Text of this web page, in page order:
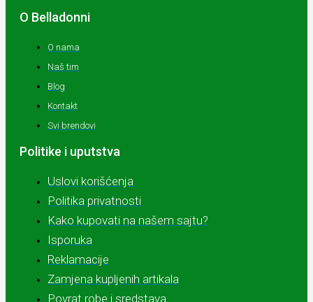
O Belladonni
O nama
Naš tim
Blog
Kontakt
Svi brendovi
Politike i uputstva
Uslovi korišćenja
Politika privatnosti
Kako kupovati na našem sajtu?
Isporuka
Reklamacije
Zamjena kupljenih artikala
Povrat robe i sredstava